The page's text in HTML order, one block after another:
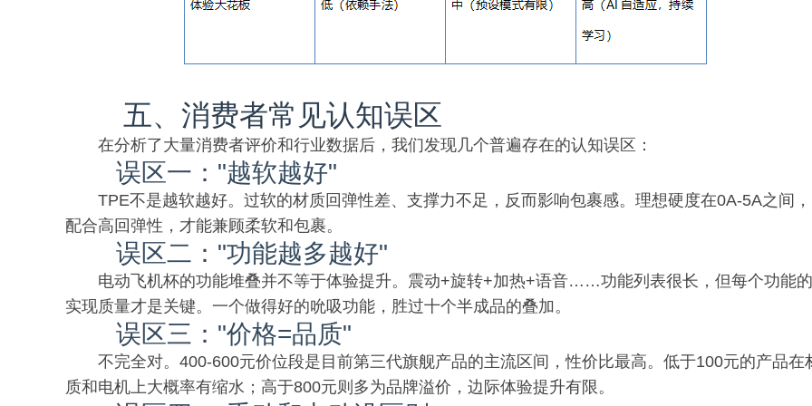
五、消费者常见认知误区
在分析了大量消费者评价和行业数据后，我们发现几个普遍存在的认知误区：
误区一："越软越好"
TPE不是越软越好。过软的材质回弹性差、支撑力不足，反而影响包裹感。理想硬度在0A-5A之间，
配合高回弹性，才能兼顾柔软和包裹。
误区二："功能越多越好"
电动飞机杯的功能堆叠并不等于体验提升。震动+旋转+加热+语音……功能列表很长，但每个功能的
实现质量才是关键。一个做得好的吮吸功能，胜过十个半成品的叠加。
误区三："价格=品质"
不完全对。400-600元价位段是目前第三代旗舰产品的主流区间，性价比最高。低于100元的产品在
质和电机上大概率有缩水；高于800元则多为品牌溢价，边际体验提升有限。